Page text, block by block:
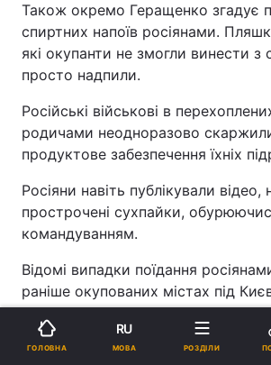
Також окремо Геращенко згадує
спиртних напоїв росіянами.
які окупанти не змогли винести
просто надпили.
Російські військові в
родичами неодноразово
продуктове забезпечення їхніх
Росіяни навіть публікували відео,
прострочені сухпайки,
командуванням.
Відомі випадки поїдання
раніше окупованих містах під
ГОЛОВНА
RU
МОВА РОЗДІЛИ